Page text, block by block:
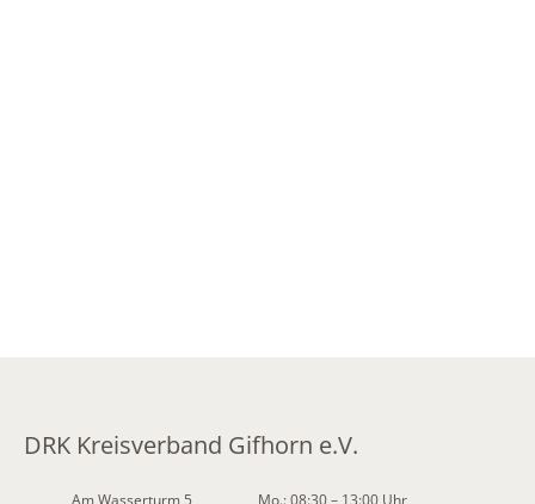
DRK Kreisverband Gifhorn e.V.